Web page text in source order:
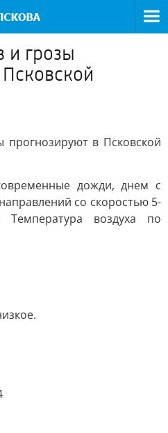
и грозы
прогнозируют в Псковской
дожди, днем с
со скоростью 5-
воздуха по